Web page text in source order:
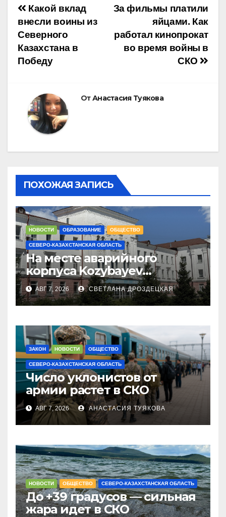
Навигация
по
записям
За фильмы платили
яйцами. Как
работал кинопрокат
во время войны в
СКО
Какой вклад
внесли воины из
Северного
Казахстана в
Победу
ОтАнастасия Туякова
ПОХОЖАЯ ЗАПИСЬ
НОВОСТИ ОБРАЗОВАНИЕ ОБЩЕСТВО
СЕВЕРО-КАЗАХСТАНСКАЯ ОБЛАСТЬ
На месте аварийного
корпуса Kozybayev
University построят филиал
КазНУИ за 6,5 млрд тенге
АВГ 7, 2026 СВЕТЛАНА ДРОЗДЕЦКАЯ
ЗАКОН НОВОСТИ ОБЩЕСТВО
СЕВЕРО-КАЗАХСТАНСКАЯ ОБЛАСТЬ
Число уклонистов от
армии растет в СКО
АВГ 7, 2026 АНАСТАСИЯ ТУЯКОВА
НОВОСТИ ОБЩЕСТВО СЕВЕРО-КАЗАХСТАНСКАЯ ОБЛАСТЬ
До +39 градусов — сильная
жара идет в СКО